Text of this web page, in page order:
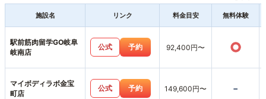
施設名 リンク 料金目安 無料体験
駅前筋肉留学GO岐阜
岐南店
公式 予約 92,400円〜 ○
マイボディラボ金宝
町店
公式 予約 149,600円〜 -